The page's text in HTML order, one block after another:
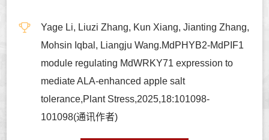
Yage Li, Liuzi Zhang, Kun Xiang, Jianting Zhang,
Mohsin Iqbal, Liangju Wang.MdPHYB2-MdPIF1
module regulating MdWRKY71 expression to
mediate ALA-enhanced apple salt
tolerance,Plant Stress,2025,18:101098-
101098(通讯作者)